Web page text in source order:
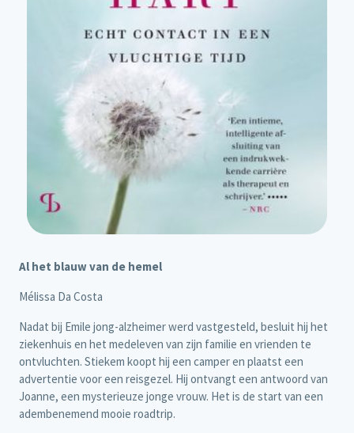
Al het blauw van de hemel
Mélissa Da Costa
Nadat bij Emile jong-alzheimer werd vastgesteld, besluit hij het
ziekenhuis en het medeleven van zijn familie en vrienden te
ontvluchten. Stiekem koopt hij een camper en plaatst een
advertentie voor een reisgezel. Hij ontvangt een antwoord van
Joanne, een mysterieuze jonge vrouw. Het is de start van een
adembenemend mooie roadtrip.